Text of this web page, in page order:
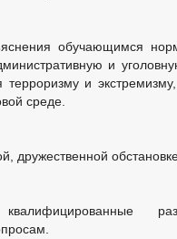
обучающимся норм
и
терроризму и
среде.
дружественной